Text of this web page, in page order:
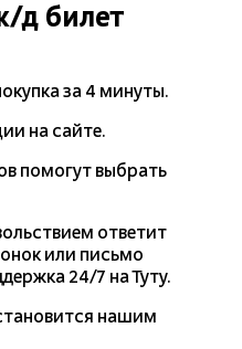
д билет
за 4 минуты.
на сайте.
помогут выбрать
ответит
или письмо
24/7 на Туту.
нашим